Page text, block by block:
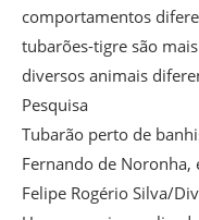
comportamentos
tubarões-tigre são
diversos animais
Pesquisa
Tubarão perto de
Fernando de
Felipe Rogério Silva/